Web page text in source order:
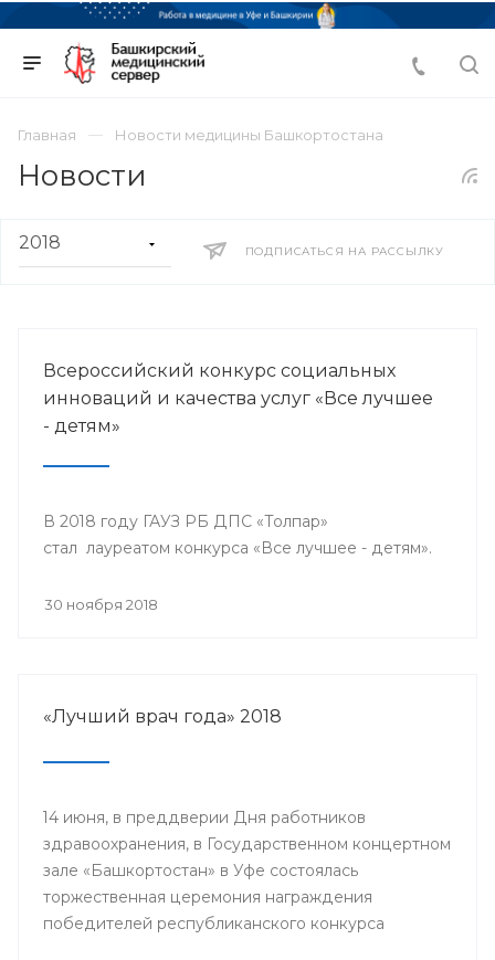
Главная Новости медицины Башкортостана
Новости
ПОДПИСАТЬСЯ НА РАССЫЛКУ
Всероссийский конкурс социальных
инноваций и качества услуг «Все лучшее
- детям»
В 2018 году ГАУЗ РБ ДПС «Толпар»
стал лауреатом конкурса «Все лучшее - детям».
30 ноября 2018
«Лучший врач года» 2018
14 июня, в преддверии Дня работников
здравоохранения, в Государственном концертном
зале «Башкортостан» в Уфе состоялась
торжественная церемония награждения
победителей республиканского конкурса